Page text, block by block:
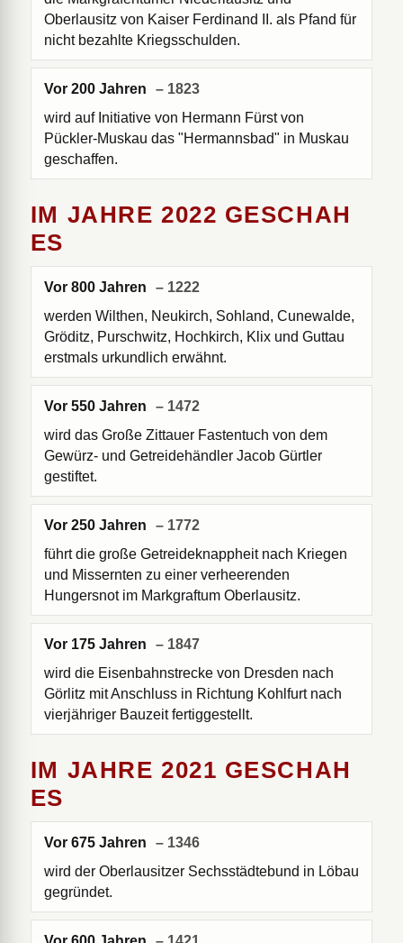
Oberlausitz von Kaiser Ferdinand II. als Pfand für
nicht bezahlte Kriegsschulden.
Vor 200 Jahren
– 1823
wird auf Initiative von Hermann Fürst von
Pückler-Muskau das "Hermannsbad" in Muskau
geschaffen.
IM JAHRE 2022 GESCHAH
ES
Vor 800 Jahren
– 1222
werden Wilthen, Neukirch, Sohland, Cunewalde,
Gröditz, Purschwitz, Hochkirch, Klix und Guttau
erstmals urkundlich erwähnt.
Vor 550 Jahren
– 1472
wird das Große Zittauer Fastentuch von dem
Gewürz- und Getreidehändler Jacob Gürtler
gestiftet.
Vor 250 Jahren
– 1772
führt die große Getreideknappheit nach Kriegen
und Missernten zu einer verheerenden
Hungersnot im Markgraftum Oberlausitz.
Vor 175 Jahren
– 1847
wird die Eisenbahnstrecke von Dresden nach
Görlitz mit Anschluss in Richtung Kohlfurt nach
vierjähriger Bauzeit fertiggestellt.
IM JAHRE 2021 GESCHAH
ES
Vor 675 Jahren
– 1346
wird der Oberlausitzer Sechsstädtebund in Löbau
gegründet.